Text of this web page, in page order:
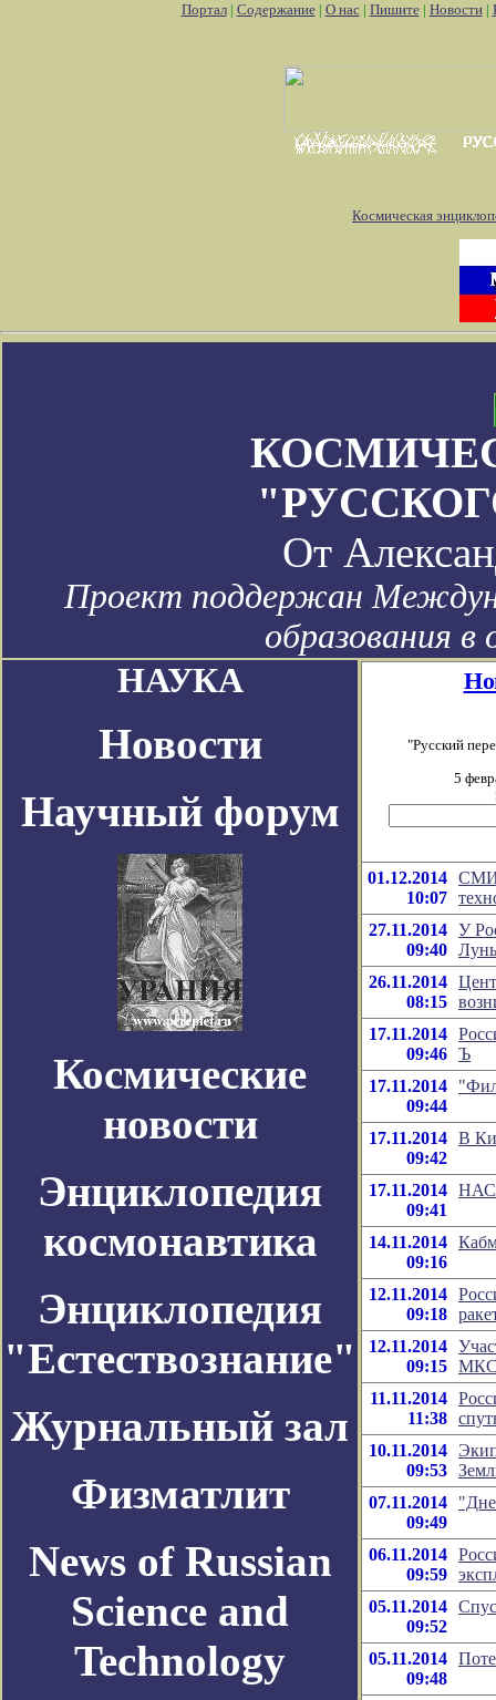
Портал| Содержание| О нас| Пишите| Новости|
Космическая
От
Проект поддержан
образования
НАУКА
Новости
Научный форум
Космические
новости
Энциклопедия
космонавтика
Энциклопедия
"Естествознание"
Журнальный зал
Физматлит
News of Russian
Science and
Technology
"Русский
5
01.12.2014
10:07
СМИ:
27.11.2014
09:40
У
26.11.2014
08:15
17.11.2014
09:46 Ъ
17.11.2014
09:44
17.11.2014
09:42
В
17.11.2014
09:41
14.11.2014
09:16
12.11.2014
09:18
12.11.2014
09:15 МКС
11.11.2014
11:38
10.11.2014
09:53
07.11.2014
09:49
06.11.2014
09:59
05.11.2014
09:52
05.11.2014
09:48